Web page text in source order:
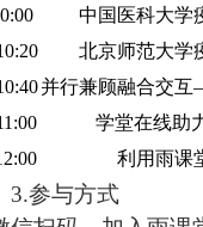
中国医科大学
北京师范大学
并行兼顾融合交互
学堂在线助
利用雨课
3.参与方式